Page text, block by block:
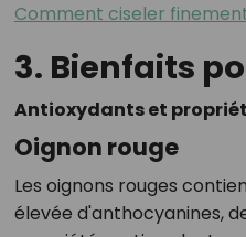
Comment ciseler
3. Bienfaits
Antioxydants et
Oignon rouge
Les oignons rouges
élevée d'anthocyanines,